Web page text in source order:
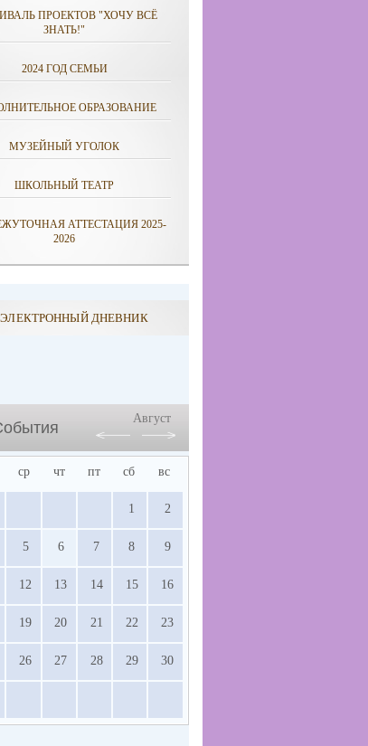
ПРОЕКТОВ "ХОЧУ ВСЁ
ЗНАТЬ!"
2024 ГОД СЕМЬИ
ОБРАЗОВАНИЕ
МУЗЕЙНЫЙ УГОЛОК
ШКОЛЬНЫЙ ТЕАТР
АТТЕСТАЦИЯ 2025-
2026
ЭЛЕКТРОННЫЙ ДНЕВНИК
Август
ср чт пт сб вс
1 2
5 6 7 8 9
12 13 14 15 16
19 20 21 22 23
26 27 28 29 30